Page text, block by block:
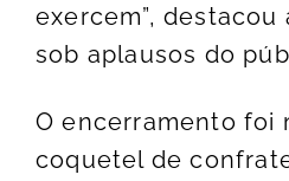
exercem”, destacou
sob aplausos do
O encerramento foi
coquetel de